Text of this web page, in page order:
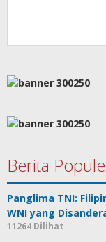
Berita
Panglima TNI:
WNI yang
11264 Dilihat